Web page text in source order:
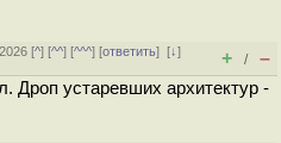
[^] [^^] [^^^] [ответить][↓]
+ / –
Дроп устаревших архитектур -